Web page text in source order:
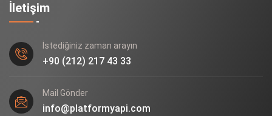
İletişim
İstediğiniz zaman arayın
+90 (212) 217 43 33
Mail Gönder
info@platformyapi.com